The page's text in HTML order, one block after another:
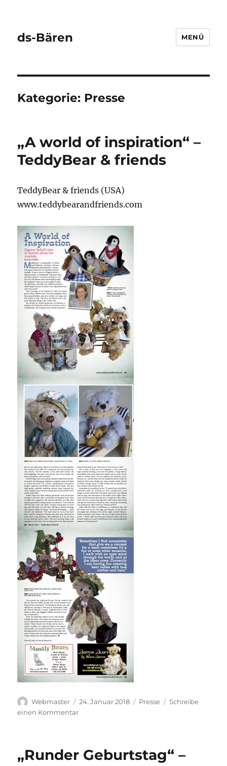
ds-Bären MENÜ
Kategorie: Presse
„A world of inspiration“ –
TeddyBear & friends
TeddyBear & friends (USA)
www.teddybearandfriends.com
Autor
Webmaster
Veröffentlicht
24. Januar 2018 Kategorien
Presse
Schreibe
einen Kommentarzu
inspiration“
„Runder Geburtstag“ –